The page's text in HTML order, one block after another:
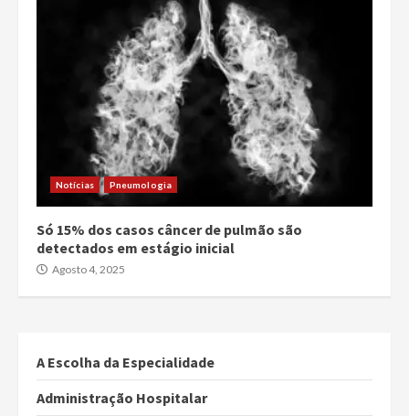
Notícias Pneumologia
Só 15% dos casos câncer de pulmão são
detectados em estágio inicial
Agosto 4, 2025
A Escolha da Especialidade
Administração Hospitalar